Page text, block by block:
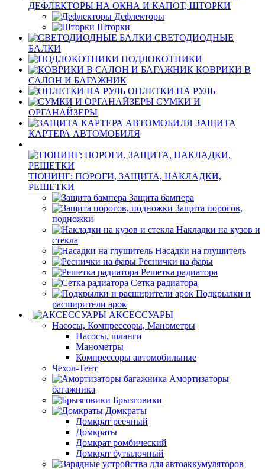
ДЕФЛЕКТОРЫ НА ОКНА И КАПОТ, ШТОРКИ
Дефлекторы
Шторки
СВЕТОДИОДНЫЕ
БАЛКИ
ПОДЛОКОТНИКИ
КОВРИКИ В
САЛОН И БАГАЖНИК
ОПЛЕТКИ НА РУЛЬ
СУМКИ И
ОРГАНАЙЗЕРЫ
ЗАЩИТА
КАРТЕРА АВТОМОБИЛЯ
ТЮНИНГ: ПОРОГИ, ЗАЩИТА, НАКЛАДКИ,
РЕШЕТКИ
Защита бампера
Защита порогов,
подножки
Накладки на кузов и
стекла
Насадки на глушитель
Реснички на фары
Решетка радиатора
Сетка радиатора
Подкрылки и
расширители арок
АКСЕССУАРЫ
Насосы, Компрессоры, Манометры
Насосы, шланги
Манометры
Компрессоры автомобильные
Чехол-Тент
Амортизаторы
багажника
Брызговики
Домкраты
Домкрат реечный
Домкраты
Домкрат ромбический
Домкрат бутылочный